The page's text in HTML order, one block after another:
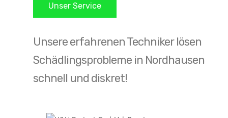
Unser Service
Unsere erfahrenen Techniker lösen
Schädlingsprobleme in Nordhausen
schnell und diskret!